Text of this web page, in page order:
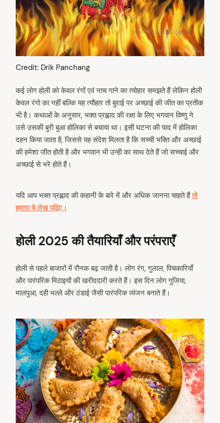
Credit: Drik Panchang
कई लोग होली को केवल रंगों एवं नाच गाने का त्योहार समझते हैं लेकिन होली
केवल रंगो का नहीं बल्कि यह त्यौहार तो बुराई पर अच्छाई की जीत का प्रतीक
भी है। कथाओं के अनुसार, भक्त प्रह्लाद की रक्षा के लिए भगवान विष्णु ने
उसे उसकी बुरी बुआ होलिका से बचाया था। इसी घटना की याद में होलिका
दहन किया जाता है, जिससे यह संदेश मिलता है कि सच्ची भक्ति और अच्छाई
की हमेशा जीत होती है और भगवान भी उन्ही का साथ देते हैं जो सच्चाई और
अच्छाई से भरे होते हैं।
यदि आप भक्त प्रह्लाद की कहानी के बारे में और अधिक जानना चाहते हैंतो
हमारा ये लेख पढ़िए।
होली 2025 की तैयारियाँ और परंपराएँ
होली से पहले बाजारों में रौनक बढ़ जाती है। लोग रंग, गुलाल, पिचकारियाँ
और पारंपरिक मिठाइयों की खरीददारी करते हैं। इस दिन लोग गुजिया,
मालपुआ, दही भल्ले और ठंडाई जैसी पारंपरिक व्यंजन बनाते हैं।